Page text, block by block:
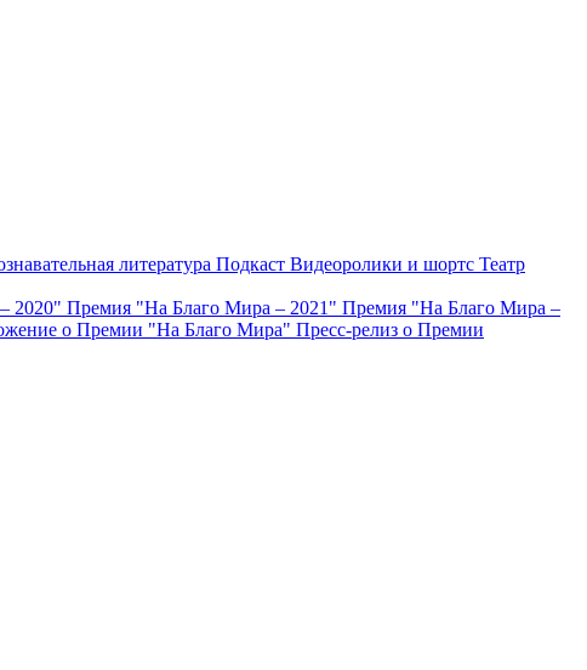
литература Подкаст Видеоролики и шортс Театр
2020" Премия "На Благо Мира – 2021" Премия "На Благо Мира –
о Премии "На Благо Мира" Пресс-релиз о Премии